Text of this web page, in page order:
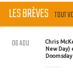
LES BRÈVES TOUT
Chris
New
06 AOU